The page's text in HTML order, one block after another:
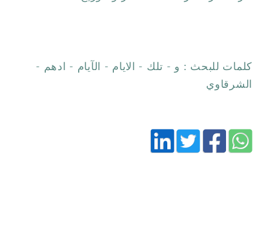
كلمات للبحث : و - تلك - الايام - الآيام - ادهم -
الشرقاوي